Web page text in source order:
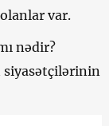
var.
nədir?
siyasətçilərinin